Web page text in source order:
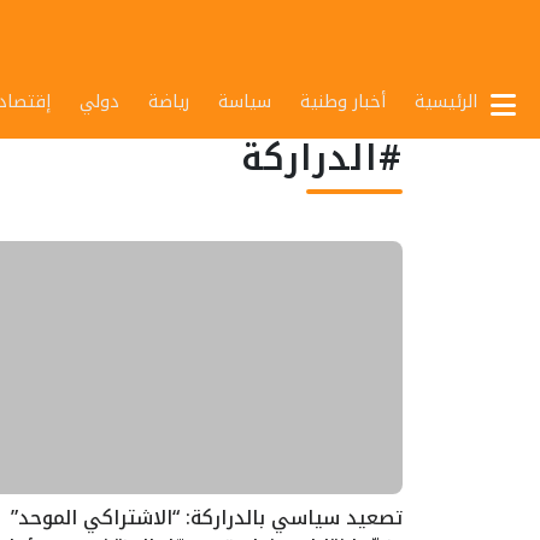
الرئيسية أخبار وطنية سياسة رياضة دولي إقتصاد
#الدراركة
تصعيد سياسي بالدراركة: “الاشتراكي الموحد”